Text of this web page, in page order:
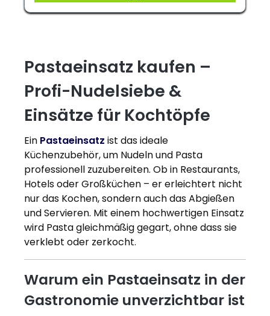
Pastaeinsatz kaufen –
Profi-Nudelsiebe &
Einsätze für Kochtöpfe
Ein Pastaeinsatz ist das ideale
Küchenzubehör, um Nudeln und Pasta
professionell zuzubereiten. Ob in Restaurants,
Hotels oder Großküchen – er erleichtert nicht
nur das Kochen, sondern auch das Abgießen
und Servieren. Mit einem hochwertigen Einsatz
wird Pasta gleichmäßig gegart, ohne dass sie
verklebt oder zerkocht.
Warum ein Pastaeinsatz in der
Gastronomie unverzichtbar ist